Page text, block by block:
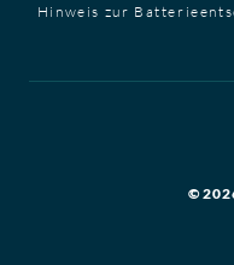
Hinweis zur
©